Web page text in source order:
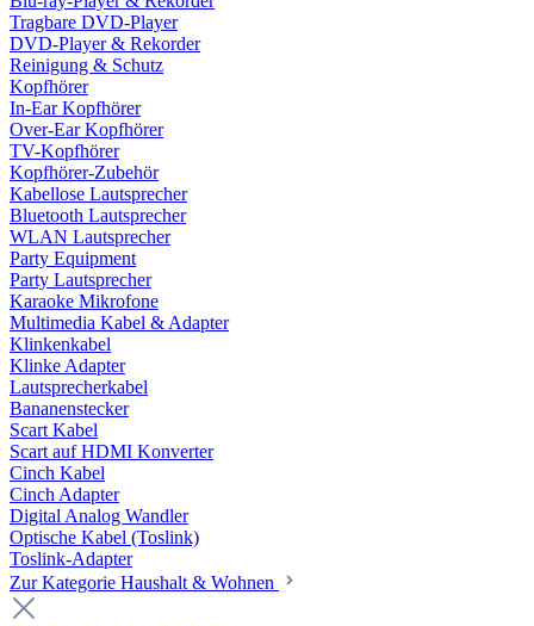
Tragbare DVD-Player
DVD-Player & Rekorder
Reinigung & Schutz
Kopfhörer
In-Ear Kopfhörer
Over-Ear Kopfhörer
TV-Kopfhörer
Kopfhörer-Zubehör
Kabellose Lautsprecher
Bluetooth Lautsprecher
WLAN Lautsprecher
Party Equipment
Party Lautsprecher
Karaoke Mikrofone
Multimedia Kabel & Adapter
Klinkenkabel
Klinke Adapter
Lautsprecherkabel
Bananenstecker
Scart Kabel
Scart auf HDMI Konverter
Cinch Kabel
Cinch Adapter
Digital Analog Wandler
Optische Kabel (Toslink)
Toslink-Adapter
Zur Kategorie Haushalt & Wohnen